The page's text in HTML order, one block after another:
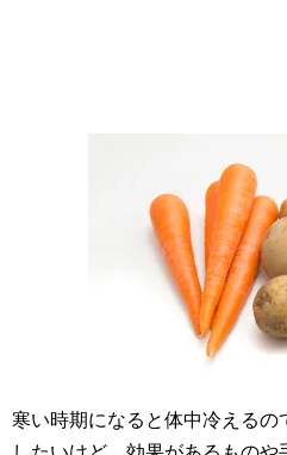
寒い時期になると体中冷える